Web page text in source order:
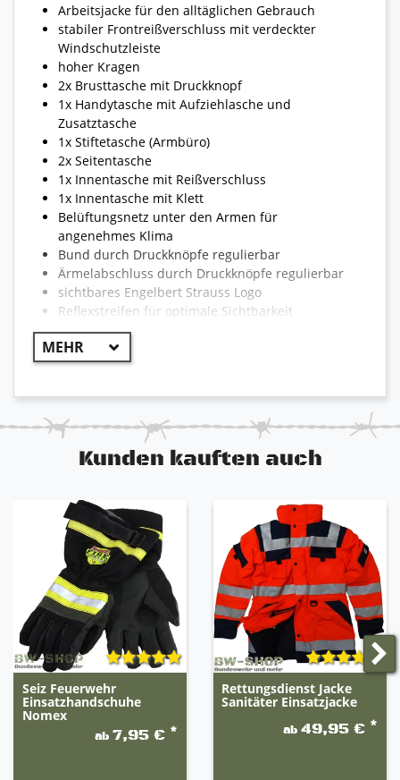
Arbeitsjacke für den alltäglichen Gebrauch
stabiler Frontreißverschluss mit verdeckter
Windschutzleiste
hoher Kragen
2x Brusttasche mit Druckknopf
1x Handytasche mit Aufziehlasche und
Zusatztasche
1x Stiftetasche (Armbüro)
2x Seitentasche
1x Innentasche mit Reißverschluss
1x Innentasche mit Klett
Belüftungsnetz unter den Armen für
angenehmes Klima
Bund durch Druckknöpfe regulierbar
Ärmelabschluss durch Druckknöpfe regulierbar
sichtbares Engelbert Strauss Logo
Reflexstreifen für optimale Sichtbarkeit
reißfest und strapazierfähig
!! WICHTIG !!
Aufgrund der Vielzahl von Jacken kann die
Bekleidung teilweise von dem hier beschriebenen
abweichen. Die Modelle können unterschiedlich sein
jeweiligen Artikel. Die erste Farbe ist der Hauptteil
des Produktes. Beispiel: grau-schwarz 80% grau /
20% schwarz.
Kunden kauften auch
Seiz Feuerwehr
Einsatzhandschuhe
Nomex
ab7,95 € *
Rettungsdienst Jacke
Sanitäter Einsatzjacke
ab 49,95 € *